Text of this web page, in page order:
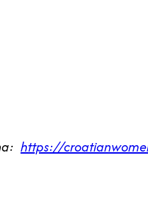
https://